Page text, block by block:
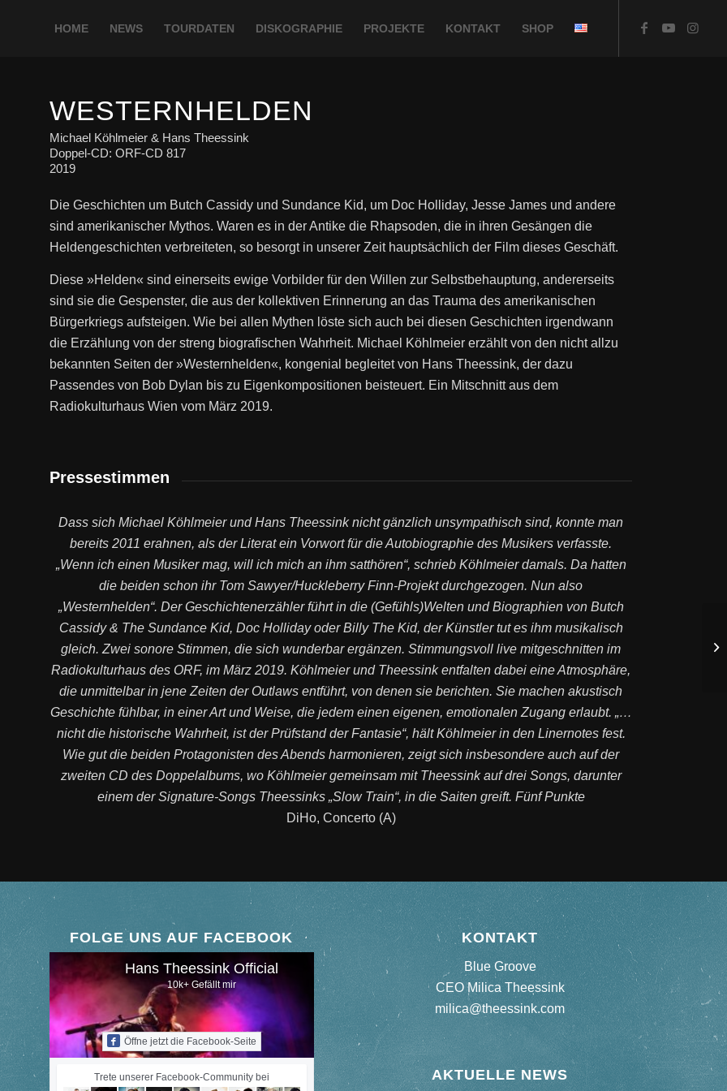
HOME NEWS TOURDATEN DISKOGRAPHIE PROJEKTE KONTAKT SHOP
WESTERNHELDEN
Michael Köhlmeier & Hans Theessink
Doppel-CD: ORF-CD 817
2019
Die Geschichten um Butch Cassidy und Sundance Kid, um Doc Holliday, Jesse James und andere
sind amerikanischer Mythos. Waren es in der Antike die Rhapsoden, die in ihren Gesängen die
Heldengeschichten verbreiteten, so besorgt in unserer Zeit hauptsächlich der Film dieses Geschäft.
Diese »Helden« sind einerseits ewige Vorbilder für den Willen zur Selbstbehauptung, andererseits
sind sie die Gespenster, die aus der kollektiven Erinnerung an das Trauma des amerikanischen
Bürgerkriegs aufsteigen. Wie bei allen Mythen löste sich auch bei diesen Geschichten irgendwann
die Erzählung von der streng biografischen Wahrheit. Michael Köhlmeier erzählt von den nicht allzu
bekannten Seiten der »Westernhelden«, kongenial begleitet von Hans Theessink, der dazu
Passendes von Bob Dylan bis zu Eigenkompositionen beisteuert. Ein Mitschnitt aus dem
Radiokulturhaus Wien vom März 2019.
Pressestimmen
Dass sich Michael Köhlmeier und Hans Theessink nicht gänzlich unsympathisch sind, konnte man
bereits 2011 erahnen, als der Literat ein Vorwort für die Autobiographie des Musikers verfasste.
„Wenn ich einen Musiker mag, will ich mich an ihm satthören“, schrieb Köhlmeier damals. Da hatten
die beiden schon ihr Tom Sawyer/Huckleberry Finn-Projekt durchgezogen. Nun also
„Westernhelden“. Der Geschichtenerzähler führt in die (Gefühls)Welten und Biographien von Butch
Cassidy & The Sundance Kid, Doc Holliday oder Billy The Kid, der Künstler tut es ihm musikalisch
gleich. Zwei sonore Stimmen, die sich wunderbar ergänzen. Stimmungsvoll live mitgeschnitten im
Radiokulturhaus des ORF, im März 2019. Köhlmeier und Theessink entfalten dabei eine Atmosphäre,
die unmittelbar in jene Zeiten der Outlaws entführt, von denen sie berichten. Sie machen akustisch
Geschichte fühlbar, in einer Art und Weise, die jedem einen eigenen, emotionalen Zugang erlaubt. „…
nicht die historische Wahrheit, ist der Prüfstand der Fantasie“, hält Köhlmeier in den Linernotes fest.
Wie gut die beiden Protagonisten des Abends harmonieren, zeigt sich insbesondere auch auf der
zweiten CD des Doppelalbums, wo Köhlmeier gemeinsam mit Theessink auf drei Songs, darunter
einem der Signature-Songs Theessinks „Slow Train“, in die Saiten greift. Fünf Punkte
DiHo, Concerto (A)
FOLGE UNS AUF FACEBOOK
Hans Theessink Official
10k+ Gefällt mir
Öffne jetzt die Facebook-Seite
Trete unserer Facebook-Community bei
KONTAKT
Blue Groove
CEO Milica Theessink
milica@theessink.com
AKTUELLE NEWS